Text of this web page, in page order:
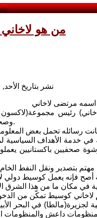
من هو
نشر بتاريخ الأحد, 29 تشرين1/أكتوير 2017 19:30
اسمه مرتضى لاخاني Murtaza Lakhani ولا توجد له أية صورة مُعلنة على وجه اليقين. ثروته وثروة عائلته
لاخاني) رئيس
وصحفية وصحف يومية مهمة في باكستان.
خدمة الأهداف السياسية
صحفيين باكستانيين
بتصدير ونقل النفط
لاخاني كوسيط تمكّن من
لجزيرة(مالطا) في البحر